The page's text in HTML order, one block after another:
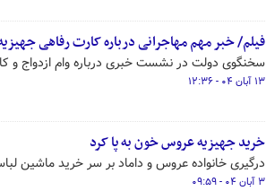
فیلم/ خبر مهم مهاجرانی درباره کارت رفاهی
سخنگوی دولت در نشست خبری درباره وام ازدواج و
۱۳ آبان ۰۴ - ۱۲:۳۶
خرید جهیزیه عروس خون به پا کرد
درگیری خانواده عروس و داماد بر سر خرید ماشین
۳ آبان ۰۴ - ۰۹:۵۹